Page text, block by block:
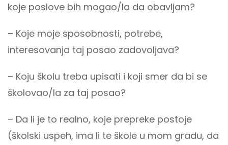
koje poslove bih mogao/la da obavljam?
– Koje moje sposobnosti, potrebe,
interesovanja taj posao zadovoljava?
– Koju školu treba upisati i koji smer da bi se
školovao/la za taj posao?
– Da li je to realno, koje prepreke postoje
(školski uspeh, ima li te škole u mom gradu, da